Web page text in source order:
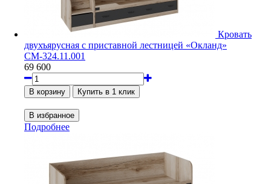
Кровать
двухъярусная с приставной лестницей «Окланд»
СМ-324.11.001
69 600
Подробнее